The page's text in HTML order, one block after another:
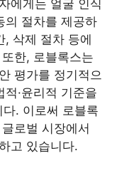
에게는 얼굴 인식
의 절차를 제공하
, 삭제 절차 등에
한, 로블록스는
평가를 정기적으
·윤리적 기준을
. 이로써 로블록
로벌 시장에서
고 있습니다.